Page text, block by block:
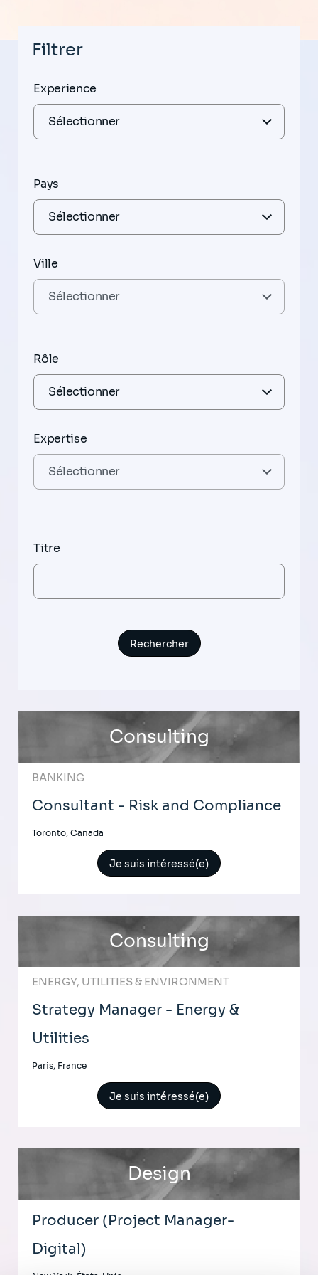
Filtrer
Experience
Pays
Ville
Rôle
Expertise
Titre
Consulting
BANKING
Consultant - Risk and Compliance
Toronto, Canada
Je suis intéressé(e)
Consulting
ENERGY, UTILITIES & ENVIRONMENT
Strategy Manager - Energy &
Utilities
Paris, France
Je suis intéressé(e)
Design
Producer (Project Manager-
Digital)